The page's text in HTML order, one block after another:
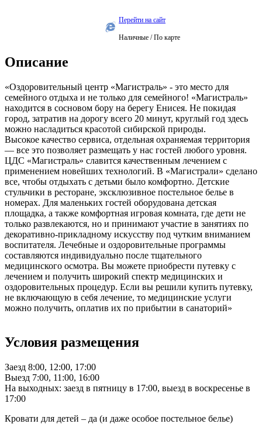
Перейти на сайт
Наличные / По карте
Описание
«Оздоровительный центр «Магистраль» - это место для
семейного отдыха и не только для семейного! «Магистраль»
находится в сосновом бору на берегу Енисея. Не покидая
город, затратив на дорогу всего 20 минут, круглый год здесь
можно насладиться красотой сибирской природы.
Высокое качество сервиса, отдельная охраняемая территория
— все это позволяет размещать у нас гостей любого уровня.
ЦДС «Магистраль» славится качественным лечением с
применением новейших технологий. В «Магистрали» сделано
все, чтобы отдыхать с детьми было комфортно. Детские
стульчики в ресторане, эксклюзивное постельное белье в
номерах. Для маленьких гостей оборудована детская
площадка, а также комфортная игровая комната, где дети не
только развлекаются, но и принимают участие в занятиях по
декоративно-прикладному искусству под чутким вниманием
воспитателя. Лечебные и оздоровительные программы
составляются индивидуально после тщательного
медицинского осмотра. Вы можете приобрести путевку с
лечением и получить широкий спектр медицинских и
оздоровительных процедур. Если вы решили купить путевку,
не включающую в себя лечение, то медицинские услуги
можно получить, оплатив их по прибытии в санаторий»
Условия размещения
Заезд 8:00, 12:00, 17:00
Выезд 7:00, 11:00, 16:00
На выходных: заезд в пятницу в 17:00, выезд в воскресенье в
17:00
Кровати для детей – да (и даже особое постельное белье)